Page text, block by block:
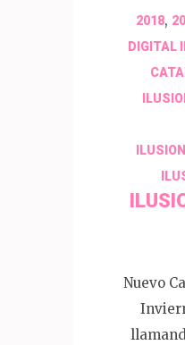
2018,
DIGITAL
Nuevo